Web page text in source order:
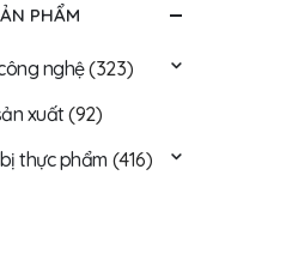
PHẨM
nghệ(323)
xuất(92)
thực phẩm (416)